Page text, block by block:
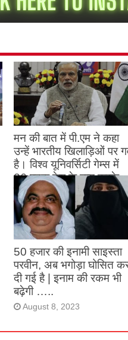
मन की बात में पी.एम ने कहा
उन्हें भारतीय खिलाड़िओं पर
है। विश्व यूनिवर्सिटी गेम्स में
26 पदक देश के नाम करके
उन्होंने देश का नाम रोशन किया
है
August 27, 2023
50 हजार की इनामी साइस्ता
परवीन, अब भगोड़ा घोसित
दी गई है | इनाम की रकम भी
बढ़ेगी …..
August 8, 2023